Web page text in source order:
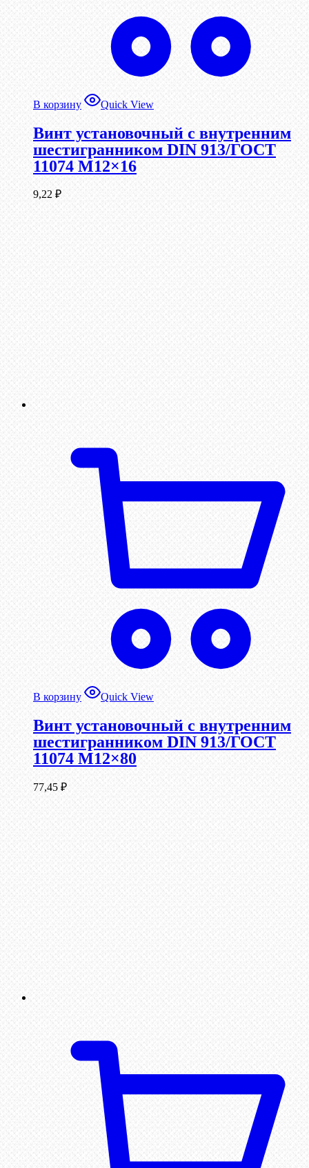
В корзину Quick View
Винт установочный с внутренним
шестигранником DIN 913/ГОСТ
11074 М12×16
9,22 ₽
В корзину Quick View
Винт установочный с внутренним
шестигранником DIN 913/ГОСТ
11074 М12×80
77,45 ₽